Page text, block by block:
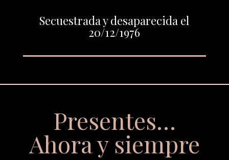
Secuestrada y desaparecida el
20/12/1976
Presentes…
Ahora y siempre